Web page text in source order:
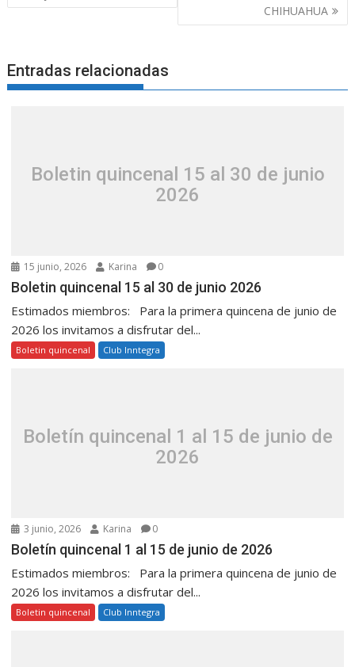
CHIHUAHUA
Entradas relacionadas
Boletin quincenal 15 al 30 de junio
2026
15 junio, 2026 Karina 0
Boletin quincenal 15 al 30 de junio 2026
Estimados miembros: Para la primera quincena de junio de
2026 los invitamos a disfrutar del...
Boletin quincenal Club Inntegra
Boletín quincenal 1 al 15 de junio de
2026
3 junio, 2026 Karina 0
Boletín quincenal 1 al 15 de junio de 2026
Estimados miembros: Para la primera quincena de junio de
2026 los invitamos a disfrutar del...
Boletin quincenal Club Inntegra